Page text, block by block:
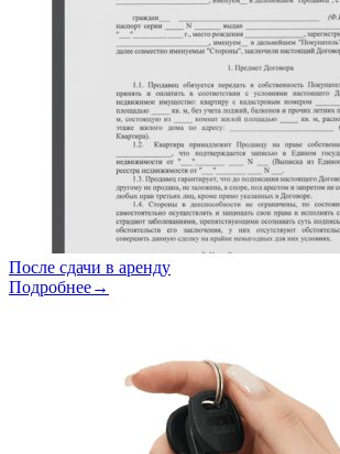
После сдачи в аренду
Подробнее→